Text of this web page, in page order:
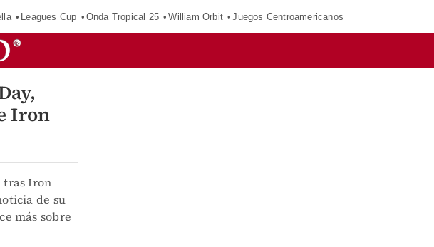
Leagues Cup Onda Tropical 25 William Orbit Juegos Centroamericanos
Iron
tras Iron
de su
más sobre